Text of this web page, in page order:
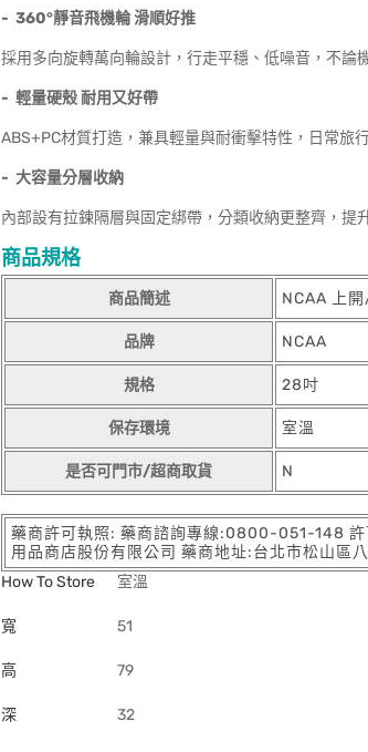
- 360°靜音飛機輪滑順好推
採用多向旋轉萬向輪設計，行走平穩、低噪音，不論
- 輕量硬殼耐用又好帶
ABS+PC材質打造，兼具輕量與耐衝擊特性，日常旅
- 大容量分層收納
內部設有拉鍊隔層與固定綁帶，分類收納更整齊，提
商品規格
商品簡述 NCAA 上
品牌 NCAA
規格 28吋
保存環境 室溫
是否可門市/超商取貨 N
藥商許可執照: 藥商諮詢專線:0800-051-148 許
用品商店股份有限公司 藥商地址:台北市松山區
How To Store
室溫
寬 51
高 79
深 32